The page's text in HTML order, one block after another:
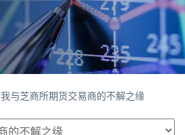
我与芝商所期货交易商的不解之缘